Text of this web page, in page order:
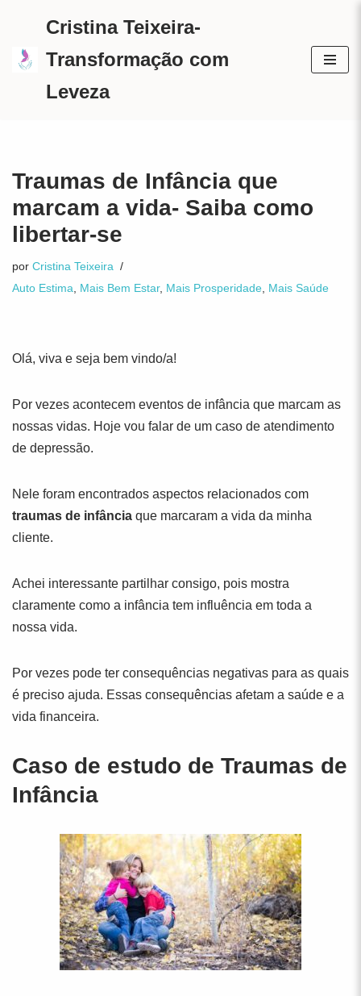
para
Cristina Teixeira-
Transformação com
Leveza
Traumas de Infância que
marcam a vida- Saiba como
libertar-se
por Cristina Teixeira
Auto Estima
Mais Bem Estar, Mais Prosperidade Mais Saúde
Olá, viva e seja bem vindo/a!
Por vezes acontecem eventos de infância que marcam as
nossas vidas. Hoje vou falar de um caso de atendimento
de depressão.
Nele foram encontrados aspectos relacionados com
traumas de infância que marcaram a vida da minha
cliente.
Achei interessante partilhar consigo, pois mostra
claramente como a infância tem influência em toda a
nossa vida.
Por vezes pode ter consequências negativas para as quais
é preciso ajuda. Essas consequências afetam a saúde e a
vida financeira.
Caso de estudo de Traumas de
Infância